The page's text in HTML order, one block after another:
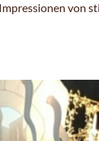
von